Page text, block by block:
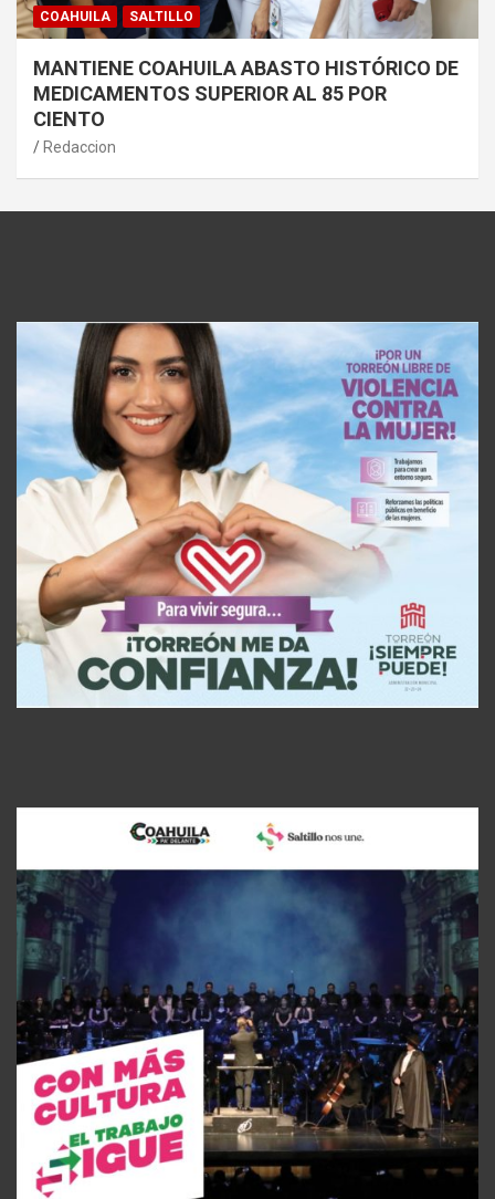
COAHUILA SALTILLO
MANTIENE COAHUILA ABASTO HISTÓRICO DE
MEDICAMENTOS SUPERIOR AL 85 POR
CIENTO
Redaccion